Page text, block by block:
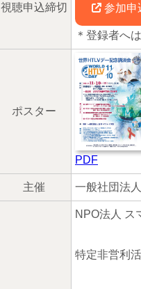
視聴申込締切 参加申
＊登録者へ
ポスター
PDF
主催 一般社団法
NPO法人 ス
特定非営利